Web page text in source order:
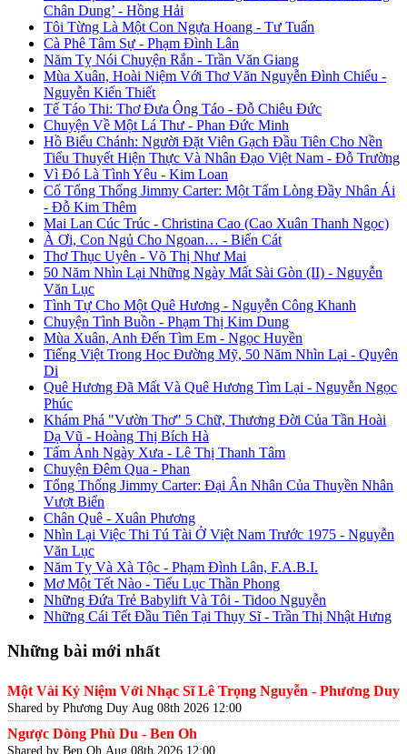
Chân Dung’ - Hồng Hải
Tôi Từng Là Một Con Ngựa Hoang - Tư Tuấn
Cà Phê Tâm Sự - Phạm Đình Lân
Năm Tỵ Nói Chuyện Rắn - Trần Văn Giang
Mùa Xuân, Hoài Niệm Với Thơ Văn Nguyễn Đình Chiểu -
Nguyễn Kiến Thiết
Tế Táo Thi: Thơ Đưa Ông Táo - Đỗ Chiêu Đức
Chuyện Về Một Lá Thư - Phan Đức Minh
Hồ Biểu Chánh: Người Đặt Viên Gạch Đầu Tiên Cho Nền
Tiểu Thuyết Hiện Thực Và Nhân Đạo Việt Nam - Đỗ Trường
Vì Đó Là Tình Yêu - Kim Loan
Cố Tổng Thống Jimmy Carter: Một Tấm Lòng Đầy Nhân Ái
- Đỗ Kim Thêm
Mai Lan Cúc Trúc - Christina Cao (Cao Xuân Thanh Ngọc)
À Ơi, Con Ngủ Cho Ngoan… - Biển Cát
Thơ Thục Uyên - Võ Thị Như Mai
50 Năm Nhìn Lại Những Ngày Mất Sài Gòn (II) - Nguyễn
Văn Lục
Tình Tự Cho Một Quê Hương - Nguyễn Công Khanh
Chuyện Tình Buồn - Phạm Thị Kim Dung
Mùa Xuân, Anh Đến Tìm Em - Ngọc Huyền
Tiếng Việt Trong Học Đường Mỹ, 50 Năm Nhìn Lại - Quyên
Di
Quê Hương Đã Mất Và Quê Hương Tìm Lại - Nguyễn Ngọc
Phúc
Khám Phá "Vườn Thơ" 5 Chữ, Thương Đời Của Tần Hoài
Dạ Vũ - Hoàng Thị Bích Hà
Tấm Ảnh Ngày Xưa - Lê Thị Thanh Tâm
Chuyện Đêm Qua - Phan
Tổng Thống Jimmy Carter: Đại Ân Nhân Của Thuyền Nhân
Vượt Biển
Chân Quê - Xuân Phương
Nhìn Lại Việc Thi Tú Tài Ở Việt Nam Trước 1975 - Nguyễn
Văn Lục
Năm Tỵ Và Xà Tộc - Phạm Đình Lân, F.A.B.I.
Mơ Một Tết Nào - Tiểu Lục Thần Phong
Những Đứa Trẻ Babylift Và Tôi - Tidoo Nguyễn
Những Cái Tết Đầu Tiên Tại Thụy Sĩ - Trần Thị Nhật Hưng
Những bài mới nhất
Một Vài Kỷ Niệm Với Nhạc Sĩ Lê Trọng Nguyễn - Phương Duy
Shared by Phương Duy Aug 08th 2026 12:00
Ngược Dòng Phù Du - Ben Oh
Shared by Ben Oh Aug 08th 2026 12:00